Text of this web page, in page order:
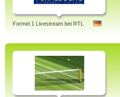
Formel 1 Livestream bei RTL